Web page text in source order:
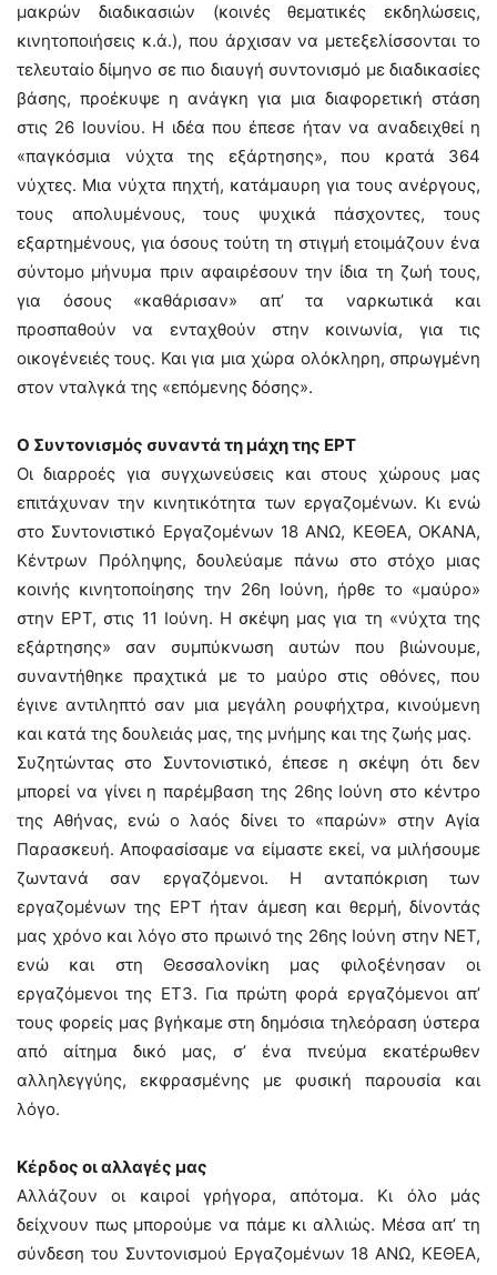
μακρών διαδικασιών (κοινές θεματικές εκδηλώσεις,
κινητοποιήσεις κ.ά.), που άρχισαν να μετεξελίσσονται το
τελευταίο δίμηνο σε πιο διαυγή συντονισμό με διαδικασίες
βάσης, προέκυψε η ανάγκη για μια διαφορετική στάση
στις 26 Ιουνίου. Η ιδέα που έπεσε ήταν να αναδειχθεί η
«παγκόσμια νύχτα της εξάρτησης», που κρατά 364
νύχτες. Μια νύχτα πηχτή, κατάμαυρη για τους ανέργους,
τους απολυμένους, τους ψυχικά πάσχοντες, τους
εξαρτημένους, για όσους τούτη τη στιγμή ετοιμάζουν ένα
σύντομο μήνυμα πριν αφαιρέσουν την ίδια τη ζωή τους,
για όσους «καθάρισαν» απ’ τα ναρκωτικά και
προσπαθούν να ενταχθούν στην κοινωνία, για τις
οικογένειές τους. Και για μια χώρα ολόκληρη, σπρωγμένη
στον νταλγκά της «επόμενης δόσης».
Ο Συντονισμός συναντά τη μάχη της ΕΡΤ
Οι διαρροές για συγχωνεύσεις και στους χώρους μας
επιτάχυναν την κινητικότητα των εργαζομένων. Κι ενώ
στο Συντονιστικό Εργαζομένων 18 ΑΝΩ, ΚΕΘΕΑ, ΟΚΑΝΑ,
Κέντρων Πρόληψης, δουλεύαμε πάνω στο στόχο μιας
κοινής κινητοποίησης την 26η Ιούνη, ήρθε το «μαύρο»
στην ΕΡΤ, στις 11 Ιούνη. Η σκέψη μας για τη «νύχτα της
εξάρτησης» σαν συμπύκνωση αυτών που βιώνουμε,
συναντήθηκε πραχτικά με το μαύρο στις οθόνες, που
έγινε αντιληπτό σαν μια μεγάλη ρουφήχτρα, κινούμενη
και κατά της δουλειάς μας, της μνήμης και της ζωής μας.
Συζητώντας στο Συντονιστικό, έπεσε η σκέψη ότι δεν
μπορεί να γίνει η παρέμβαση της 26ης Ιούνη στο κέντρο
της Αθήνας, ενώ ο λαός δίνει το «παρών» στην Αγία
Παρασκευή. Αποφασίσαμε να είμαστε εκεί, να μιλήσουμε
ζωντανά σαν εργαζόμενοι. Η ανταπόκριση των
εργαζομένων της ΕΡΤ ήταν άμεση και θερμή, δίνοντάς
μας χρόνο και λόγο στο πρωινό της 26ης Ιούνη στην ΝΕΤ,
ενώ και στη Θεσσαλονίκη μας φιλοξένησαν οι
εργαζόμενοι της ΕΤ3. Για πρώτη φορά εργαζόμενοι απ’
τους φορείς μας βγήκαμε στη δημόσια τηλεόραση ύστερα
από αίτημα δικό μας, σ’ ένα πνεύμα εκατέρωθεν
αλληλεγγύης, εκφρασμένης με φυσική παρουσία και
λόγο.
Κέρδος οι αλλαγές μας
Αλλάζουν οι καιροί γρήγορα, απότομα. Κι όλο μάς
δείχνουν πως μπορούμε να πάμε κι αλλιώς. Μέσα απ’ τη
σύνδεση του Συντονισμού Εργαζομένων 18 ΑΝΩ, ΚΕΘΕΑ,